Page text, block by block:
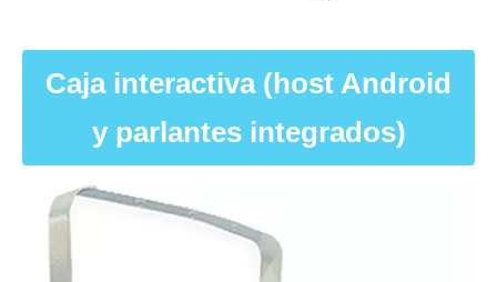
Caja interactiva (host Android
y parlantes integrados)